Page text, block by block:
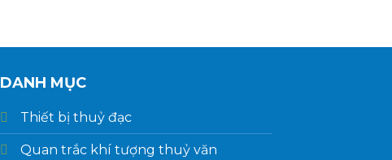
DANH MỤC
Thiết bị thuỷ đạc
Quan trắc khí tượng thuỷ văn